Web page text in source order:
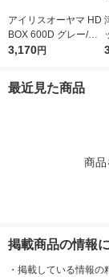
アイリスオーヤマ HD
BOX 600D グレー/モ
スグリーン 1台
3,170円
最近見た商品
商品
掲載商品の情報
・ 掲載している情報の